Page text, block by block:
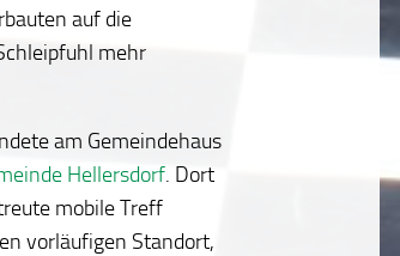
auf die
mehr
am Gemeindehaus
Hellersdorf. Dort
mobile Treff
vorläufigen Standort,